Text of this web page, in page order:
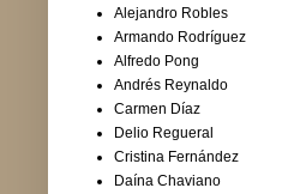
Alejandro Robles
Armando Rodríguez
Alfredo Pong
Andrés Reynaldo
Carmen Díaz
Delio Regueral
Cristina Fernández
Daína Chaviano